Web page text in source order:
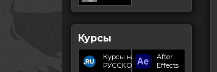
Курсы
Курсы на
РУССКОМ
After
Effects